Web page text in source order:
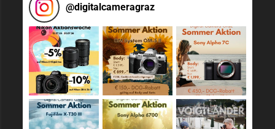
@digitalcameragraz